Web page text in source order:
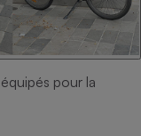
pour la